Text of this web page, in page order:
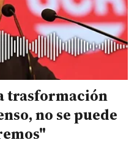
trasformación
no se puede